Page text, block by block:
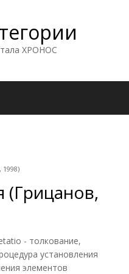
ХРОНОС
(Грицанов,
- толкование,
установления
элементов